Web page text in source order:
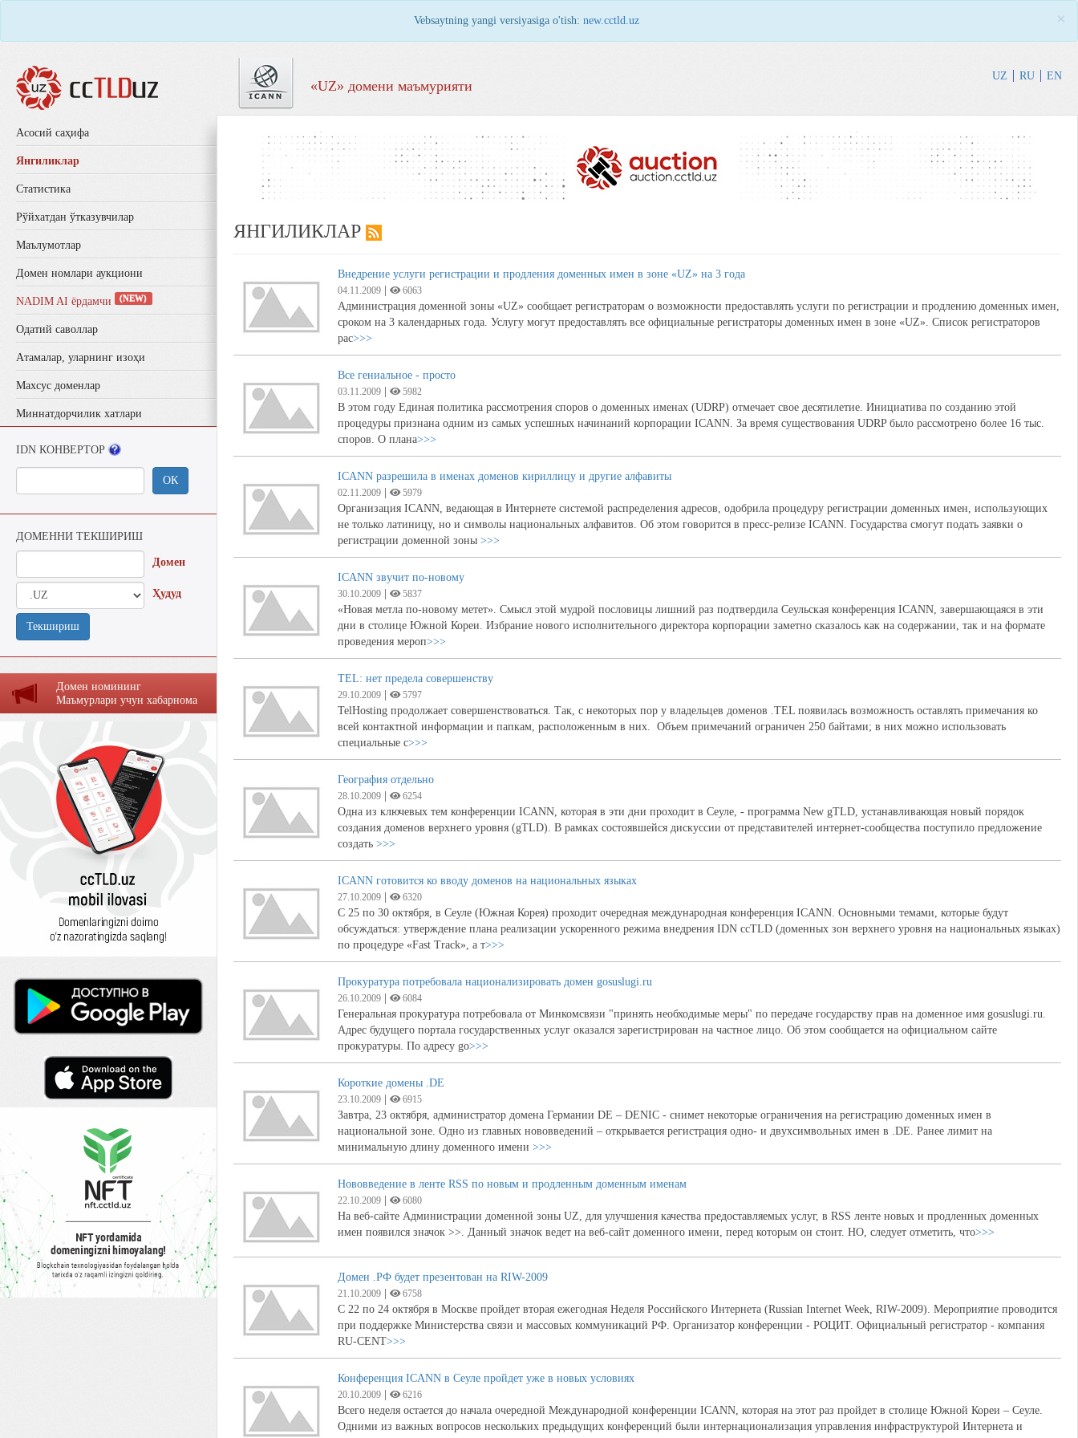
Vebsaytning yangi versiyasiga o'tish: new.cctld.uz ×
«UZ» домени маъмурияти
UZ RU EN
Aсосий саҳифа
Янгиликлар
Статистика
Рўйхатдан ўтказувчилар
Маълумотлар
Домен номлари аукциони
NADIM AI ёрдамчи (NEW)
Одатий саволлар
Aтамалар, уларнинг изоҳи
Махсус доменлар
Миннатдорчилик хатлари
IDN КОНВЕРТОР
ОК
ДОМЕННИ ТЕКШИРИШ
Домен
Ҳудуд
Текшириш
Домен номининг
Маъмурлaри учун хaбaрномa
ЯНГИЛИКЛАР
Внедрение услуги регистрации и продления доменных имен в зоне «UZ» на 3 года
04.11.2009 6063
Администрация доменной зоны «UZ» сообщает регистраторам о возможности предоставлять услуги по регистрации и продлению доменных имен,
сроком на 3 календарных года. Услугу могут предоставлять все официальные регистраторы доменных имен в зоне «UZ». Список регистраторов
рас>>>
Все гениальное - просто
03.11.2009 5982
В этом году Единая политика рассмотрения споров о доменных именах (UDRP) отмечает свое десятилетие. Инициатива по созданию этой
процедуры признана одним из самых успешных начинаний корпорации ICANN. За время существования UDRP было рассмотрено более 16 тыс.
споров. О плана>>>
ICANN разрешила в именах доменов кириллицу и другие алфавиты
02.11.2009 5979
Организация ICANN, ведающая в Интернете системой распределения адресов, одобрила процедуру регистрации доменных имен, использующих
не только латиницу, но и символы национальных алфавитов. Об этом говорится в пресс-релизе ICANN. Государства смогут подать заявки о
регистрации доменной зоны >>>
ICANN звучит по-новому
30.10.2009 5837
«Новая метла по-новому метет». Смысл этой мудрой пословицы лишний раз подтвердила Сеульская конференция ICANN, завершающаяся в эти
дни в столице Южной Кореи. Избрание нового исполнительного директора корпорации заметно сказалось как на содержании, так и на формате
проведения мероп>>>
TEL: нет предела совершенству
29.10.2009 5797
TelHosting продолжает совершенствоваться. Так, с некоторых пор у владельцев доменов .TEL появилась возможность оставлять примечания ко
всей контактной информации и папкам, расположенным в них. Объем примечаний ограничен 250 байтами; в них можно использовать
специальные с>>>
География отдельно
28.10.2009 6254
Одна из ключевых тем конференции ICANN, которая в эти дни проходит в Сеуле, - программа New gTLD, устанавливающая новый порядок
создания доменов верхнего уровня (gTLD). В рамках состоявшейся дискуссии от представителей интернет-сообщества поступило предложение
создать >>>
ICANN готовится ко вводу доменов на национальных языках
27.10.2009 6320
С 25 по 30 октября, в Сеуле (Южная Корея) проходит очередная международная конференция ICANN. Основными темами, которые будут
обсуждаться: утверждение плана реализации ускоренного режима внедрения IDN ссTLD (доменных зон верхнего уровня на национальных языках)
по процедуре «Fast Track», а т>>>
Прокуратура потребовала национализировать домен gosuslugi.ru
26.10.2009 6084
Генеральная прокуратура потребовала от Минкомсвязи "принять необходимые меры" по передаче государству прав на доменное имя gosuslugi.ru.
Адрес будущего портала государственных услуг оказался зарегистрирован на частное лицо. Об этом сообщается на официальном сайте
прокуратуры. По адресу go>>>
Короткие домены .DE
23.10.2009 6915
Завтра, 23 октября, администратор домена Германии DE – DENIC - снимет некоторые ограничения на регистрацию доменных имен в
национальной зоне. Одно из главных нововведений – открывается регистрация одно- и двухсимвольных имен в .DE. Ранее лимит на
минимальную длину доменного имени >>>
Нововведение в ленте RSS по новым и продленным доменным именам
22.10.2009 6080
На веб-сайте Администрации доменной зоны UZ, для улучшения качества предоставляемых услуг, в RSS ленте новых и продленных доменных
имен появился значок >>. Данный значок ведет на веб-сайт доменного имени, перед которым он стоит. НО, следует отметить, что>>>
Домен .РФ будет презентован на RIW-2009
21.10.2009 6758
C 22 по 24 октября в Москве пройдет вторая ежегодная Неделя Российского Интернета (Russian Internet Week, RIW-2009). Мероприятие проводится
при поддержке Министерства связи и массовых коммуникаций РФ. Организатор конференции - РОЦИТ. Официальный регистратор - компания
RU-CENT>>>
Конференция ICANN в Сеуле пройдет уже в новых условиях
20.10.2009 6216
Всего неделя остается до начала очередной Международной конференции ICANN, которая на этот раз пройдет в столице Южной Кореи – Сеуле.
Одними из важных вопросов нескольких предыдущих конференций были интернационализация управления инфраструктурой Интернета и